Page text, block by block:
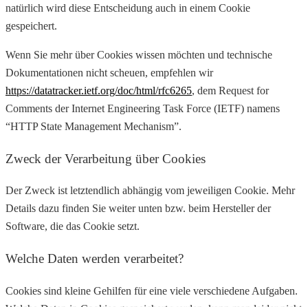
natürlich wird diese Entscheidung auch in einem Cookie
gespeichert.
Wenn Sie mehr über Cookies wissen möchten und technische
Dokumentationen nicht scheuen, empfehlen wir
https://datatracker.ietf.org/doc/html/rfc6265, dem Request for
Comments der Internet Engineering Task Force (IETF) namens
“HTTP State Management Mechanism”.
Zweck der Verarbeitung über Cookies
Der Zweck ist letztendlich abhängig vom jeweiligen Cookie. Mehr
Details dazu finden Sie weiter unten bzw. beim Hersteller der
Software, die das Cookie setzt.
Welche Daten werden verarbeitet?
Cookies sind kleine Gehilfen für eine viele verschiedene Aufgaben.